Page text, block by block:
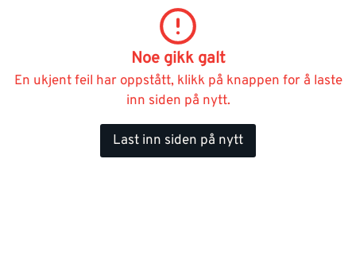
Noe gikk galt
En ukjent feil har oppstått, klikk på knappen for å laste
inn siden på nytt.
Last inn siden på nytt